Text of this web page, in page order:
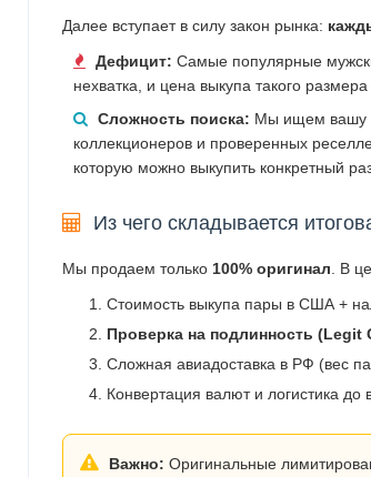
Далее вступает в силу закон рынка:
Дефицит: Самые популярные
нехватка, и цена выкупа такого
Сложность поиска: Мы ищем вашу
коллекционеров и проверенных
которую можно выкупить конкретный
Из чего складывается
Мы продаем только 100% оригинал . В
Стоимость выкупа пары в США +
Проверка на подлинность (Legit
Сложная авиадоставка в РФ (вес
Конвертация валют и логистика до
Важно: Оригинальные